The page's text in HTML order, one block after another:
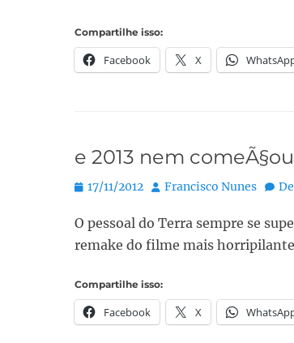
Compartilhe isso:
Facebook X
e 2013 nem
Posted
17/11/2012 Autor:
Francisco Nunes
O pessoal do Terra sempre se
remake do filme mais horripilante
Compartilhe isso:
Facebook X